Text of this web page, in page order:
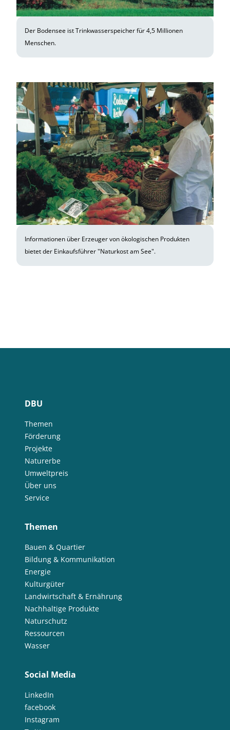
Der Bodensee ist Trinkwasserspeicher für 4,5 Millionen
Menschen.
Informationen über Erzeuger von ökologischen Produkten
bietet der Einkaufsführer "Naturkost am See".
DBU
Themen
Förderung
Projekte
Naturerbe
Umweltpreis
Über uns
Service
Themen
Bauen & Quartier
Bildung & Kommunikation
Energie
Kulturgüter
Landwirtschaft & Ernährung
Nachhaltige Produkte
Naturschutz
Ressourcen
Wasser
Social Media
LinkedIn
facebook
Instagram